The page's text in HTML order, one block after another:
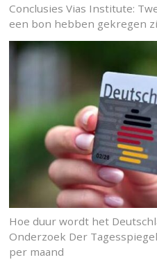
Conclusies Vias Institute:
een bon hebben gekregen
Hoe duur wordt het
Onderzoek Der
per maand